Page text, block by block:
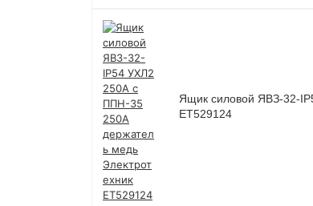
Ящик силовой ЯВЗ-32-
ET529124